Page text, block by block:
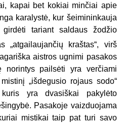
kapai bet kokiai minčiai apie
karalystė, kur šeimininkauja
tariant saldaus žodžio
„atgailaujančių kraštas“, virš
aistros ugnimi pasakos
pailsėti yra verčiami
„išdegusio rojaus sodo“
yra dvasiškai pakylėto
Pasakoje vaizduojama
mistikai taip pat turi savo